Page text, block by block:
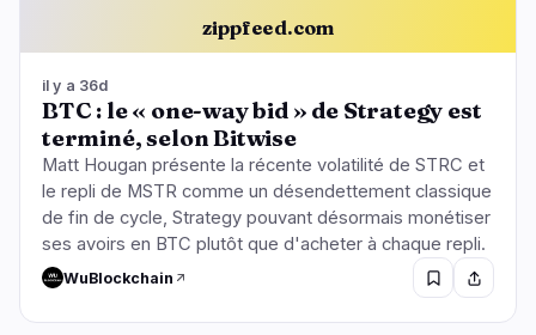
zippfeed.com
il y a 36d
BTC : le « one-way bid » de Strategy est
terminé, selon Bitwise
Matt Hougan présente la récente volatilité de STRC et
le repli de MSTR comme un désendettement classique
de fin de cycle, Strategy pouvant désormais monétiser
ses avoirs en BTC plutôt que d'acheter à chaque repli.
WuBlockchain